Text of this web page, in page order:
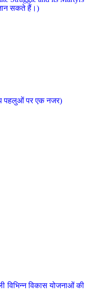
जान सकते हैं।)
पहलुओं पर एक नजर)
विभिन्न विकास योजनाओं की